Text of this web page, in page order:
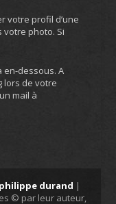
votre profil d’une
photo. Si
en-dessous. A
lors de votre
mail à
philippe durand |
© par leur auteur,